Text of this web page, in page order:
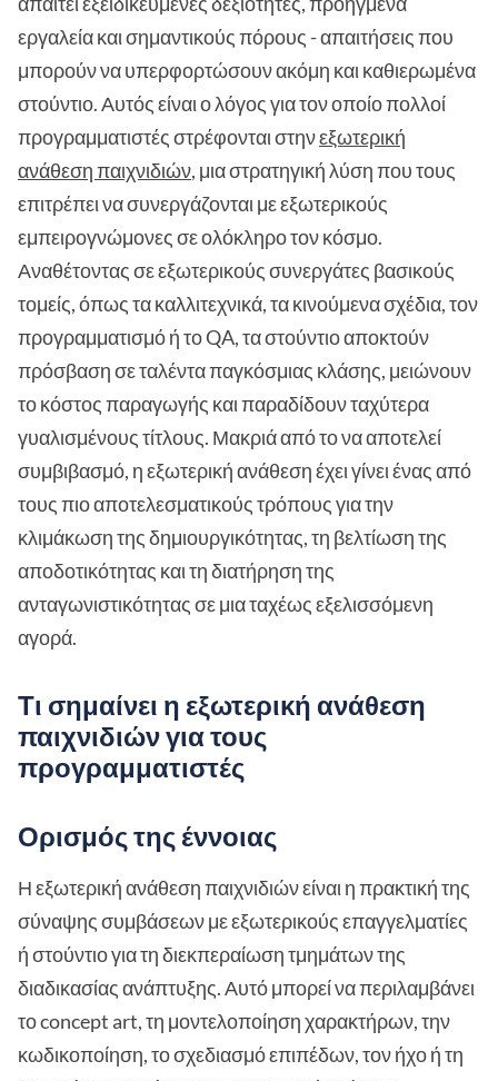
εργαλεία και σημαντικούς πόρους - απαιτήσεις που
μπορούν να υπερφορτώσουν ακόμη και καθιερωμένα
στούντιο. Αυτός είναι ο λόγος για τον οποίο πολλοί
προγραμματιστές στρέφονται στηνεξωτερική
ανάθεση παιχνιδιών, μια στρατηγική λύση που τους
επιτρέπει να συνεργάζονται με εξωτερικούς
εμπειρογνώμονες σε ολόκληρο τον κόσμο.
Αναθέτοντας σε εξωτερικούς συνεργάτες βασικούς
τομείς, όπως τα καλλιτεχνικά, τα κινούμενα σχέδια, τον
προγραμματισμό ή το QA, τα στούντιο αποκτούν
πρόσβαση σε ταλέντα παγκόσμιας κλάσης, μειώνουν
το κόστος παραγωγής και παραδίδουν ταχύτερα
γυαλισμένους τίτλους. Μακριά από το να αποτελεί
συμβιβασμό, η εξωτερική ανάθεση έχει γίνει ένας από
τους πιο αποτελεσματικούς τρόπους για την
κλιμάκωση της δημιουργικότητας, τη βελτίωση της
αποδοτικότητας και τη διατήρηση της
ανταγωνιστικότητας σε μια ταχέως εξελισσόμενη
αγορά.
Τι σημαίνει η εξωτερική ανάθεση
παιχνιδιών για τους
προγραμματιστές
Ορισμός της έννοιας
Η εξωτερική ανάθεση παιχνιδιών είναι η πρακτική της
σύναψης συμβάσεων με εξωτερικούς επαγγελματίες
ή στούντιο για τη διεκπεραίωση τμημάτων της
διαδικασίας ανάπτυξης. Αυτό μπορεί να περιλαμβάνει
το concept art, τη μοντελοποίηση χαρακτήρων, την
κωδικοποίηση, το σχεδιασμό επιπέδων, τον ήχο ή τη